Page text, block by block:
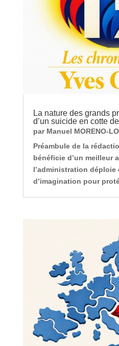
La nature des grands
d’un suicide en cotte
par Manuel MORENO-
Préambule de la
bénéficie d’un meilleur
l’administration déploie
d’imagination pour